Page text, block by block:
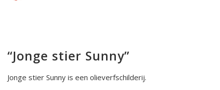
“Jonge stier Sunny”
Jonge stier Sunny is een olieverfschilderij.